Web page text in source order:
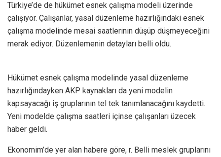
Türkiye’de de hükümet esnek çalışma modeli üzerinde
çalışıyor. Çalışanlar, yasal düzenleme hazırlığındaki esnek
çalışma modelinde mesai saatlerinin düşüp düşmeyeceğini
merak ediyor. Düzenlemenin detayları belli oldu.
Hükümet esnek çalışma modelinde yasal düzenleme
hazırlığındayken AKP kaynakları da yeni modelin
kapsayacağı iş gruplarının tel tek tanımlanacağını kaydetti.
Yeni modelde çalışma saatleri içinse çalışanları üzecek
haber geldi.
Ekonomim’de yer alan habere göre, r. Belli meslek gruplarını